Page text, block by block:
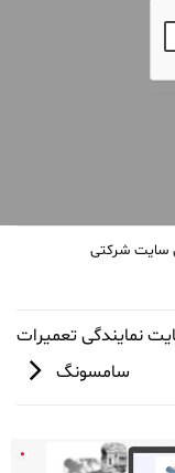
سایت شرکتی
نمایندگی تعمیرات
سامسونگ